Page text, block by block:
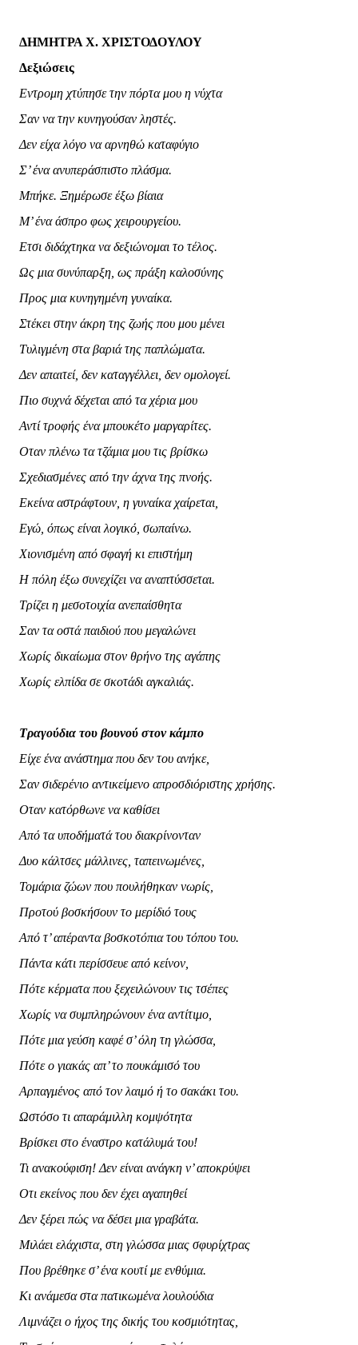
ΔΗΜΗΤΡΑ Χ. ΧΡΙΣΤΟΔΟΥΛΟΥ
Δεξιώσεις
Εντρομη χτύπησε την πόρτα μου η νύχτα
Σαν να την κυνηγούσαν ληστές.
Δεν είχα λόγο να αρνηθώ καταφύγιο
Σ’ ένα ανυπεράσπιστο πλάσμα.
Μπήκε. Ξημέρωσε έξω βίαια
Μ’ ένα άσπρο φως χειρουργείου.
Ετσι διδάχτηκα να δεξιώνομαι το τέλος.
Ως μια συνύπαρξη, ως πράξη καλοσύνης
Προς μια κυνηγημένη γυναίκα.
Στέκει στην άκρη της ζωής που μου μένει
Τυλιγμένη στα βαριά της παπλώματα.
Δεν απαιτεί, δεν καταγγέλλει, δεν ομολογεί.
Πιο συχνά δέχεται από τα χέρια μου
Αντί τροφής ένα μπουκέτο μαργαρίτες.
Οταν πλένω τα τζάμια μου τις βρίσκω
Σχεδιασμένες από την άχνα της πνοής.
Εκείνα αστράφτουν, η γυναίκα χαίρεται,
Εγώ, όπως είναι λογικό, σωπαίνω.
Χιονισμένη από σφαγή κι επιστήμη
Η πόλη έξω συνεχίζει να αναπτύσσεται.
Τρίζει η μεσοτοιχία ανεπαίσθητα
Σαν τα οστά παιδιού που μεγαλώνει
Χωρίς δικαίωμα στον θρήνο της αγάπης
Χωρίς ελπίδα σε σκοτάδι αγκαλιάς.
Τραγούδια του βουνού στον κάμπο
Είχε ένα ανάστημα που δεν του ανήκε,
Σαν σιδερένιο αντικείμενο απροσδιόριστης χρήσης.
Οταν κατόρθωνε να καθίσει
Από τα υποδήματά του διακρίνονταν
Δυο κάλτσες μάλλινες, ταπεινωμένες,
Τομάρια ζώων που πουλήθηκαν νωρίς,
Προτού βοσκήσουν το μερίδιό τους
Από τ’ απέραντα βοσκοτόπια του τόπου του.
Πάντα κάτι περίσσευε από κείνον,
Πότε κέρματα που ξεχειλώνουν τις τσέπες
Χωρίς να συμπληρώνουν ένα αντίτιμο,
Πότε μια γεύση καφέ σ’ όλη τη γλώσσα,
Πότε ο γιακάς απ’ το πουκάμισό του
Αρπαγμένος από τον λαιμό ή το σακάκι του.
Ωστόσο τι απαράμιλλη κομψότητα
Βρίσκει στο έναστρο κατάλυμά του!
Τι ανακούφιση! Δεν είναι ανάγκη ν’ αποκρύψει
Οτι εκείνος που δεν έχει αγαπηθεί
Δεν ξέρει πώς να δέσει μια γραβάτα.
Μιλάει ελάχιστα, στη γλώσσα μιας σφυρίχτρας
Που βρέθηκε σ’ ένα κουτί με ενθύμια.
Κι ανάμεσα στα πατικωμένα λουλούδια
Λιμνάζει ο ήχος της δικής του κοσμιότητας,